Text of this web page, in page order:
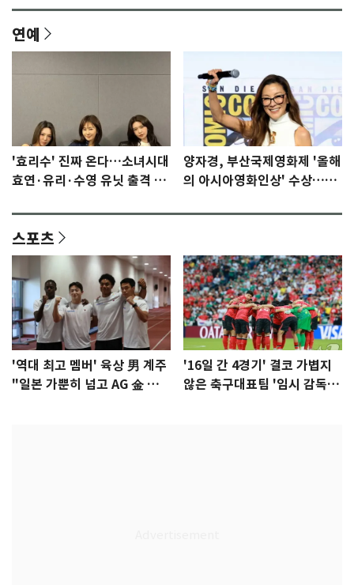
연예
'효리수' 진짜 온다…소녀시대
효연·유리·수영 유닛 출격 [N
양자경, 부산국제영화제 '올해
의 아시아영화인상' 수상…15
스포츠
'역대 최고 멤버' 육상 男 계주
"일본 가뿐히 넘고 AG 金 따겠
'16일 간 4경기' 결코 가볍지
않은 축구대표팀 '임시 감독'